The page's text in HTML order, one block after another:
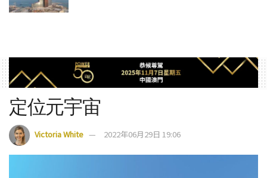
定位元宇宙
Victoria White 2022年06月29日 19:06